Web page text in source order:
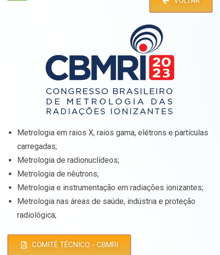
Metrologia em raios X, raios gama, elétrons e partículas
carregadas;
Metrologia de radionuclídeos;
Metrologia de nêutrons;
Metrologia e instrumentação em radiações ionizantes;
Metrologia nas áreas de saúde, indústria e proteção
radiológica;
COMITÊ TÉCNICO - CBMRI